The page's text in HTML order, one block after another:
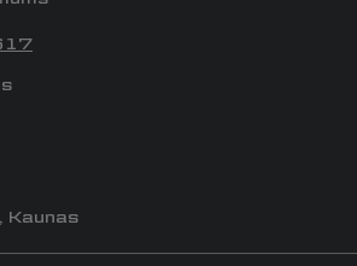
Kaunas